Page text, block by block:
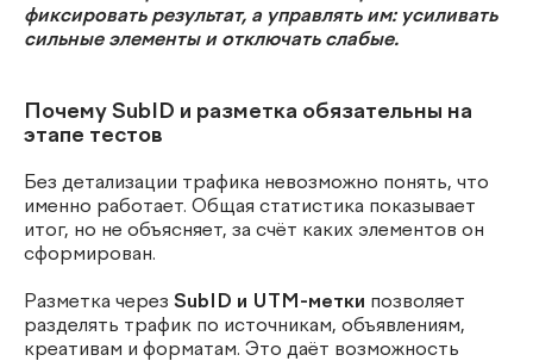
фиксировать результат, а управлять им: усиливать
сильные элементы и отключать слабые.
Почему SubID и разметка обязательны на
этапе тестов
Без детализации трафика невозможно понять, что
именно работает. Общая статистика показывает
итог, но не объясняет, за счёт каких элементов он
сформирован.
Разметка через SubID и UTM-метки позволяет
разделять трафик по источникам, объявлениям,
креативам и форматам. Это даёт возможность